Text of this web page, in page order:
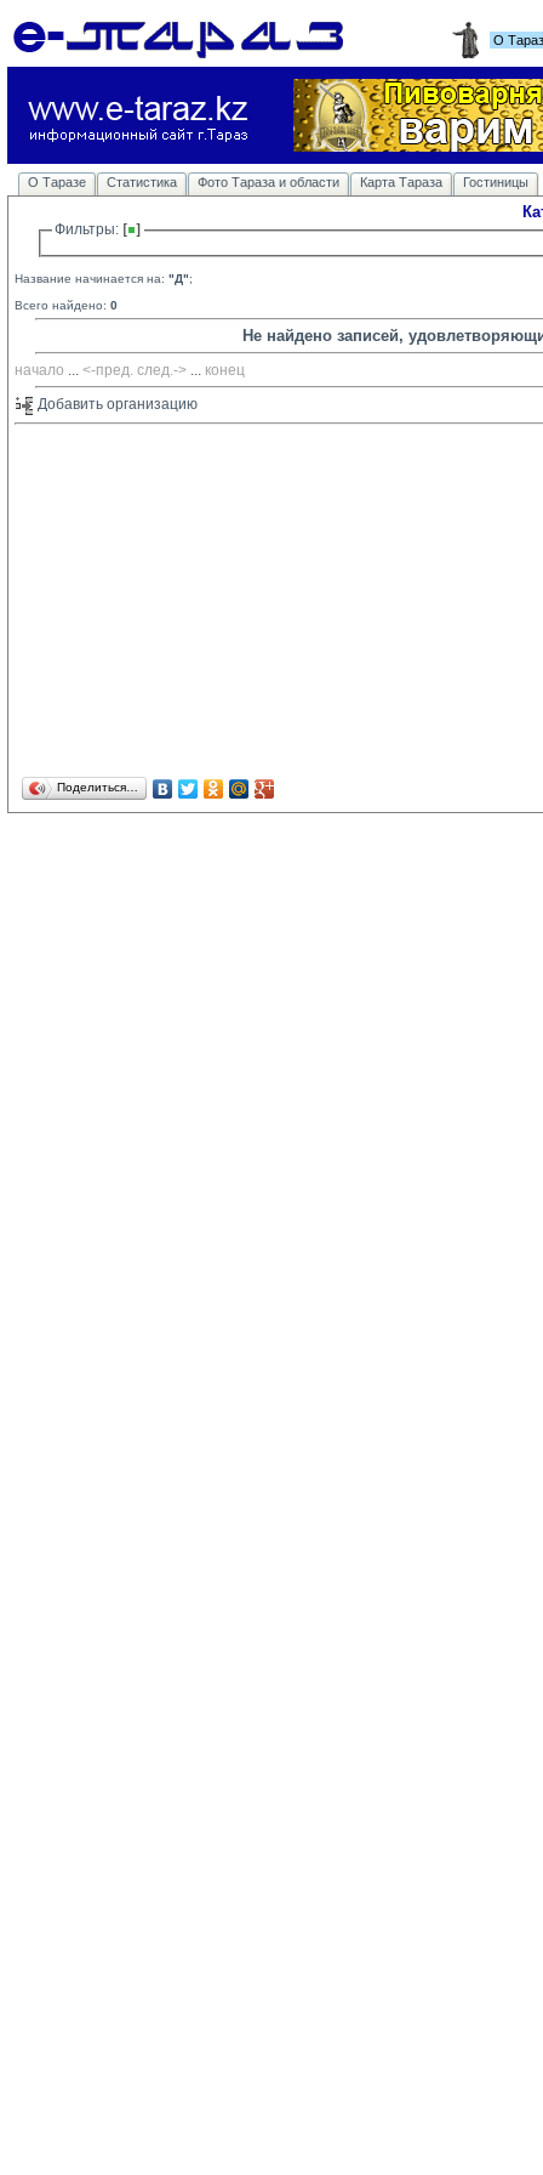
О
О Таразе Статистика Фото Тараза и области Карта Тараза Гостиницы
Фильтры:
Название начинается на: "Д";
Всего найдено: 0
Не найдено записей,
начало ... <-пред. след.-> ... конец
Добавить организацию
Поделиться…